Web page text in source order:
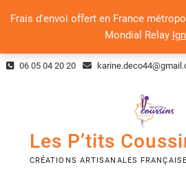
Frais d'envoi offert en France
Mondial Relay
Skip 06 05 04 20 20
Les P’tits
CRÉATIONS ARTISANALES